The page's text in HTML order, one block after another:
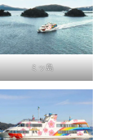
ミッ島